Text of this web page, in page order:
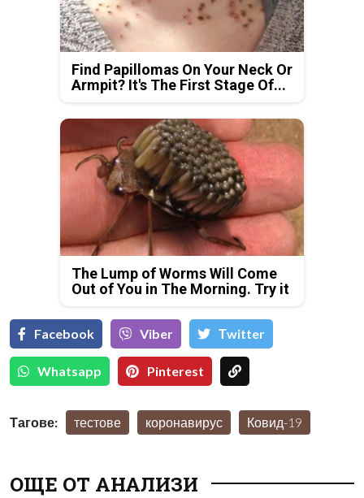
Find Papillomas On Your Neck Or
Armpit? It's The First Stage Of...
The Lump of Worms Will Come
Out of You in The Morning. Try it
Facebook Viber Тwitter
Whatsapp Pinterest
Тагове: тестове коронавирус Ковид-19
ОЩЕ ОТ АНАЛИЗИ